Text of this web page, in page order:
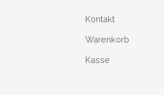
Kontakt
Warenkorb
Kasse